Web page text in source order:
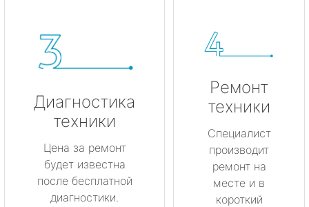
Диагностика
техники
Цена за ремонт
будет известна
после бесплатной
диагностики.
Ремонт
техники
Специалист
производит
ремонт на
месте и в
короткий